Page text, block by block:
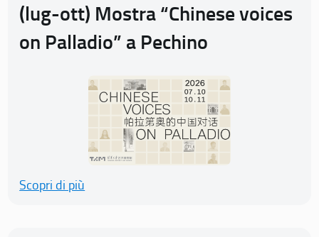
(lug-ott) Mostra “Chinese voices
on Palladio” a Pechino
Scopri di più